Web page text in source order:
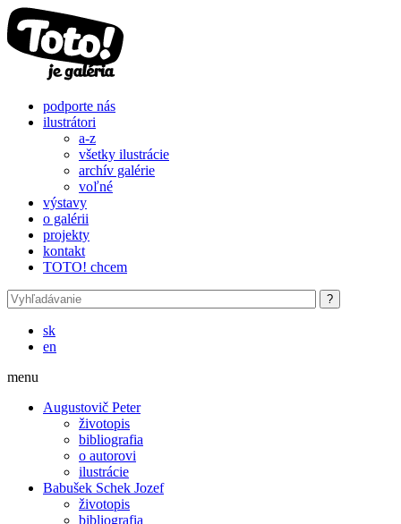
Skočiť na hlavný obsah
podporte nás
ilustrátori
a-z
všetky ilustrácie
archív galérie
voľné
výstavy
o galérii
projekty
kontakt
TOTO! chcem
sk
en
menu
Augustovič Peter
životopis
bibliografia
o autorovi
ilustrácie
Babušek Schek Jozef
životopis
bibliografia